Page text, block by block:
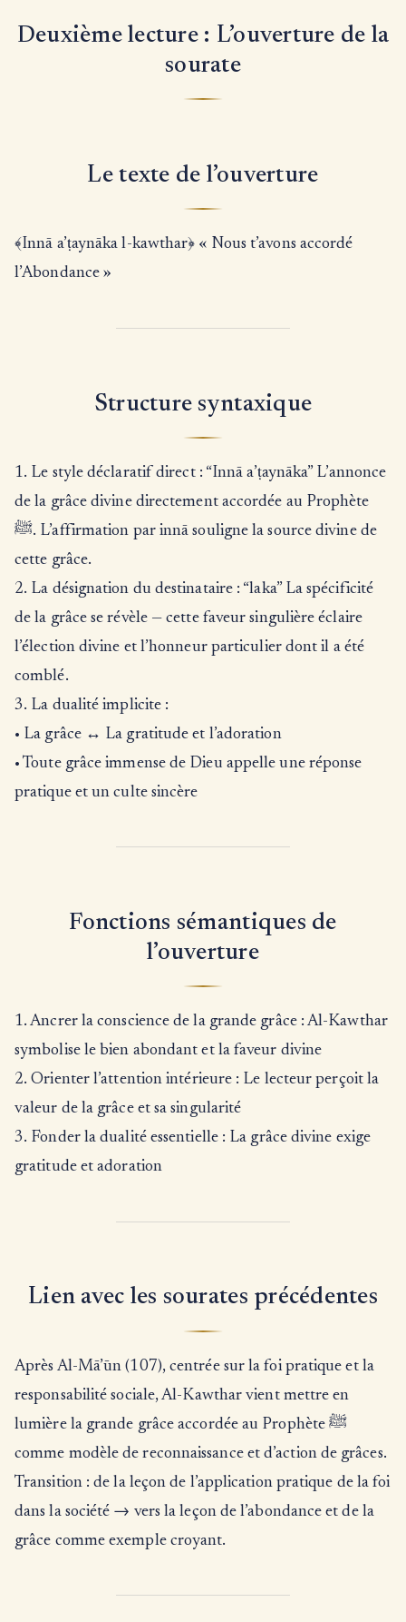
Deuxième lecture : L’ouverture de la
sourate
Le texte de l’ouverture
﴾Innā a’ṭaynāka l-kawthar﴿ « Nous t’avons accordé
l’Abondance »
Structure syntaxique
1. Le style déclaratif direct : “Innā a’ṭaynāka” L’annonce
de la grâce divine directement accordée au Prophète
ﷺ. L’affirmation par innā souligne la source divine de
cette grâce.
2. La désignation du destinataire : “laka” La spécificité
de la grâce se révèle — cette faveur singulière éclaire
l’élection divine et l’honneur particulier dont il a été
comblé.
3. La dualité implicite :
• La grâce ↔ La gratitude et l’adoration
• Toute grâce immense de Dieu appelle une réponse
pratique et un culte sincère
Fonctions sémantiques de
l’ouverture
1. Ancrer la conscience de la grande grâce : Al-Kawthar
symbolise le bien abondant et la faveur divine
2. Orienter l’attention intérieure : Le lecteur perçoit la
valeur de la grâce et sa singularité
3. Fonder la dualité essentielle : La grâce divine exige
gratitude et adoration
Lien avec les sourates précédentes
Après Al-Mā’ūn (107), centrée sur la foi pratique et la
responsabilité sociale, Al-Kawthar vient mettre en
lumière la grande grâce accordée au Prophète ﷺ
comme modèle de reconnaissance et d’action de grâces.
Transition : de la leçon de l’application pratique de la foi
dans la société → vers la leçon de l’abondance et de la
grâce comme exemple croyant.